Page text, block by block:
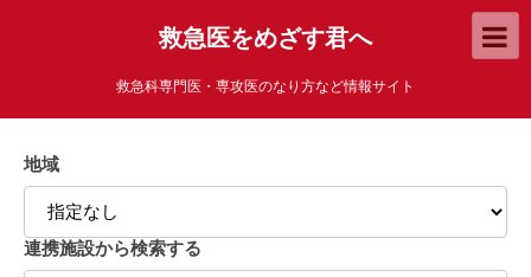
救急医をめざす君へ
救急科専門医・専攻医のなり方など情報サイト
地域
連携施設から検索する